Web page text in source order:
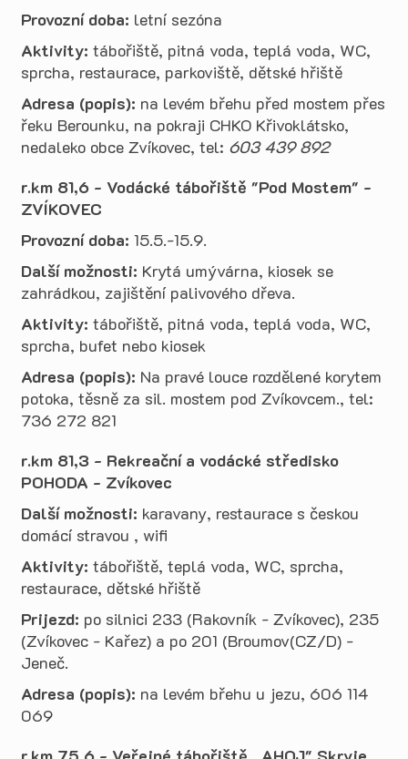
Provozní doba: letní sezóna
Aktivity: tábořiště, pitná voda, teplá voda, WC,
sprcha, restaurace, parkoviště, dětské hřiště
Adresa (popis): na levém břehu před mostem přes
řeku Berounku, na pokraji CHKO Křivoklátsko,
nedaleko obce Zvíkovec, tel: 603 439 892
r.km 81,6 - Vodácké tábořiště "Pod Mostem" -
ZVÍKOVEC
Provozní doba: 15.5.-15.9.
Další možnosti: Krytá umývárna, kiosek se
zahrádkou, zajištění palivového dřeva.
Aktivity: tábořiště, pitná voda, teplá voda, WC,
sprcha, bufet nebo kiosek
Adresa (popis): Na pravé louce rozdělené korytem
potoka, těsně za sil. mostem pod Zvíkovcem., tel:
736 272 821
r.km 81,3 - Rekreační a vodácké středisko
POHODA - Zvíkovec
Další možnosti: karavany, restaurace s českou
domácí stravou , wifi
Aktivity: tábořiště, teplá voda, WC, sprcha,
restaurace, dětské hřiště
Prijezd: po silnici 233 (Rakovník - Zvíkovec), 235
(Zvíkovec - Kařez) a po 201 (Broumov(CZ/D) -
Jeneč.
Adresa (popis): na levém břehu u jezu, 606 114
069